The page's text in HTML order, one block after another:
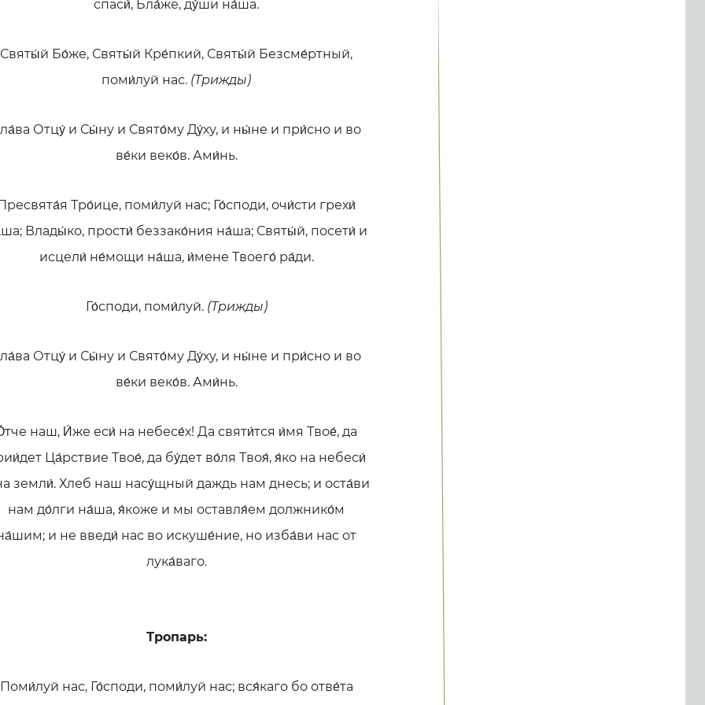
спаси́, Бла́же, ду́ши на́ша.
Святы́й Бо́же, Святы́й Кре́пкий, Святы́й Безсме́ртный,
поми́луй нас. (Tрижды)
Отцу́ и Сы́ну и Свято́му Ду́ху, и ны́не и при́сно и во
ве́ки веко́в. Ами́нь.
Тро́ице, поми́луй нас; Го́споди, очи́сти грехи́
Влады́ко, прости́ беззако́ния на́ша; Святы́й, посети́ и
исцели́ не́мощи на́ша, и́мене Твоего́ ра́ди.
Го́споди, поми́луй. (Трижды)
Отцу́ и Сы́ну и Свято́му Ду́ху, и ны́не и при́сно и во
ве́ки веко́в. Ами́нь.
наш, И́же еси́ на небесе́х! Да святи́тся и́мя Твое́, да
Ца́рствие Твое́, да бу́дет во́ля Твоя́, я́ко на небеси́
земли́. Хлеб наш насу́щный даждь нам днесь; и оста́ви
нам до́лги на́ша, я́коже и мы оставля́ем должнико́м
и не введи́ нас во искуше́ние, но изба́ви нас от
лука́ваго.
Тропарь:
Поми́луй нас, Го́споди, поми́луй нас; вся́каго бо отве́та